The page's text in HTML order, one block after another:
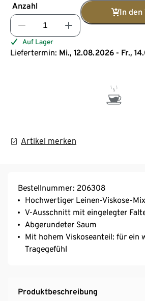
Anzahl
In
Auf Lager
Liefertermin: Mi., 12.08.2026 - Fr.,
Artikel merken
Bestellnummer: 206308
Hochwertiger Leinen-Viskose-Mix
V-Ausschnitt mit eingelegter
Abgerundeter Saum
Mit hohem Viskoseanteil: für ein
Tragegefühl
Produktbeschreibung